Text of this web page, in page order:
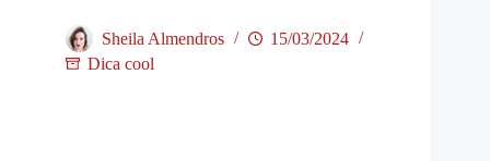
Sheila Almendros
15/03/2024
Dica cool